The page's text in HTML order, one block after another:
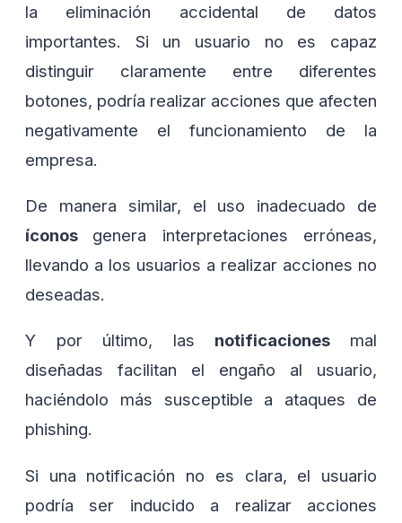
la eliminación accidental de datos
importantes. Si un usuario no es capaz
distinguir claramente entre diferentes
botones, podría realizar acciones que afecten
negativamente el funcionamiento de la
empresa.
De manera similar, el uso inadecuado de
íconos genera interpretaciones erróneas,
llevando a los usuarios a realizar acciones no
deseadas.
Y por último, las notificaciones mal
diseñadas facilitan el engaño al usuario,
haciéndolo más susceptible a ataques de
phishing.
Si una notificación no es clara, el usuario
podría ser inducido a realizar acciones